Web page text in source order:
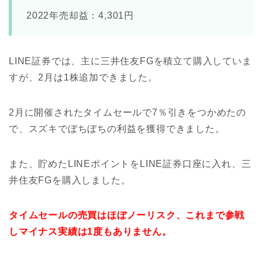
2022年売却益：4,301円
LINE証券では、主に三井住友FGを積立て購入していま
すが、2月は1株追加できました。
2月に開催されたタイムセールで7％引きをつかめたの
で、スズキでぼちぼちの利益を獲得できました。
また、貯めたLINEポイントをLINE証券口座に入れ、三
井住友FGを購入しました。
タイムセールの売買はほぼノーリスク、これまで参戦
しマイナス実績は1度もありません。